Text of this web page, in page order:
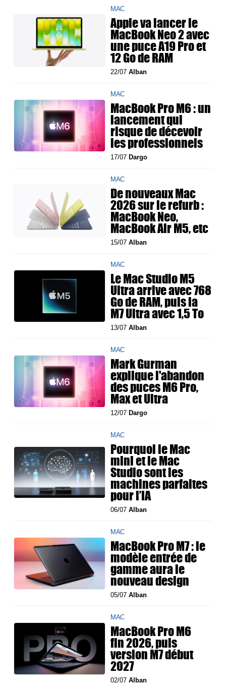
MAC
Apple va lancer le
MacBook Neo 2 avec
une puce A19 Pro et
12 Go de RAM
22/07Alban
MAC
MacBook Pro M6 : un
lancement qui
risque de décevoir
les professionnels
17/07 Dargo
MAC
De nouveaux Mac
2026 sur le refurb :
MacBook Neo,
MacBook Air M5, etc
15/07Alban
MAC
Le Mac Studio M5
Ultra arrive avec 768
Go de RAM, puis la
M7 Ultra avec 1,5 To
13/07Alban
MAC
Mark Gurman
explique l'abandon
des puces M6 Pro,
Max et Ultra
12/07 Dargo
MAC
Pourquoi le Mac
mini et le Mac
Studio sont les
machines parfaites
pour l’IA
06/07Alban
MAC
MacBook Pro M7 : le
modèle entrée de
gamme aura le
nouveau design
05/07Alban
MAC
MacBook Pro M6
fin 2026, puis
version M7 début
2027
02/07Alban